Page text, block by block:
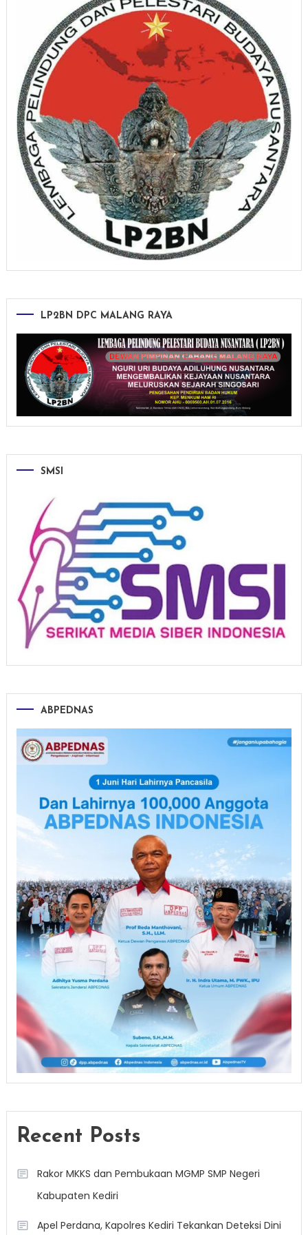
LP2BN DPC MALANG RAYA
SMSI
ABPEDNAS
Recent Posts
Rakor MKKS dan Pembukaan MGMP SMP Negeri
Kabupaten Kediri
Apel Perdana, Kapolres Kediri Tekankan Deteksi Dini